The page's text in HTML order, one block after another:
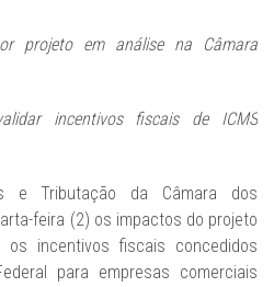
projeto em análise na Câmara
incentivos fiscais de ICMS
e Tributação da Câmara dos
feira (2) os impactos do projeto
incentivos fiscais concedidos
para empresas comerciais